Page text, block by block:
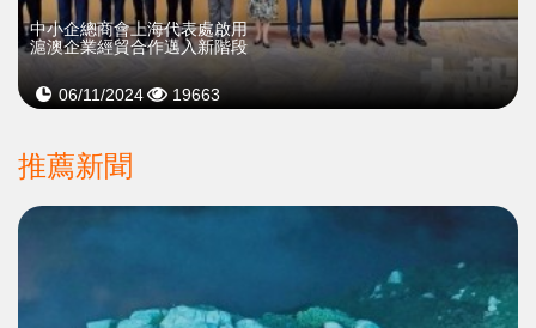
中小企總商會上海代表處啟用
滬澳企業經貿合作邁入新階段
06/11/2024 19663
推薦新聞